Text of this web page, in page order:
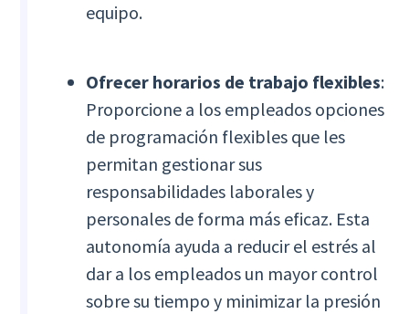
equipo.
Ofrecer horarios de trabajo flexibles:
Proporcione a los empleados opciones
de programación flexibles que les
permitan gestionar sus
responsabilidades laborales y
personales de forma más eficaz. Esta
autonomía ayuda a reducir el estrés al
dar a los empleados un mayor control
sobre su tiempo y minimizar la presión